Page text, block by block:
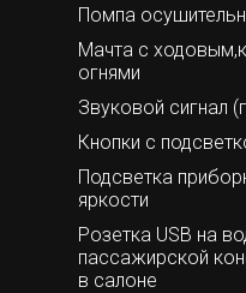
Помпа
Мачта с
огнями
Звуковой сигнал
Кнопки с
Подсветка
яркости
Розетка USB на
пассажирской
в салоне